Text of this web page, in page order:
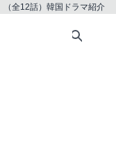
（全12話）韓国ドラマ紹介